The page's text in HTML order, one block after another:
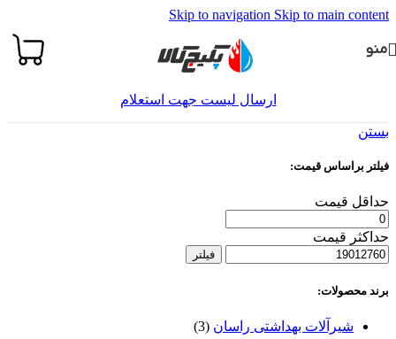
Skip to navigation Skip to main content
منو
ارسال لیست جهت استعلام
بستن
فیلتر براساس قیمت:
حداقل قیمت
حداکثر قیمت
فیلتر
برند محصولات:
شیرآلات بهداشتی راسان (3)